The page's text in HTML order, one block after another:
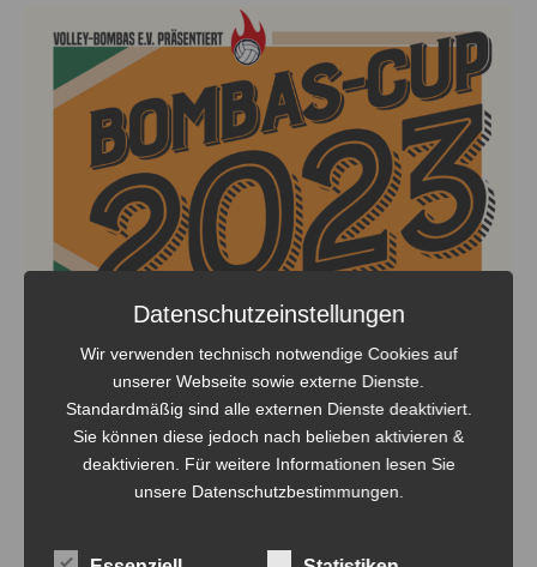
Datenschutzeinstellungen
Wir verwenden technisch notwendige Cookies auf
unserer Webseite sowie externe Dienste.
Standardmäßig sind alle externen Dienste deaktiviert.
Sie können diese jedoch nach belieben aktivieren &
deaktivieren. Für weitere Informationen lesen Sie
unsere Datenschutzbestimmungen.